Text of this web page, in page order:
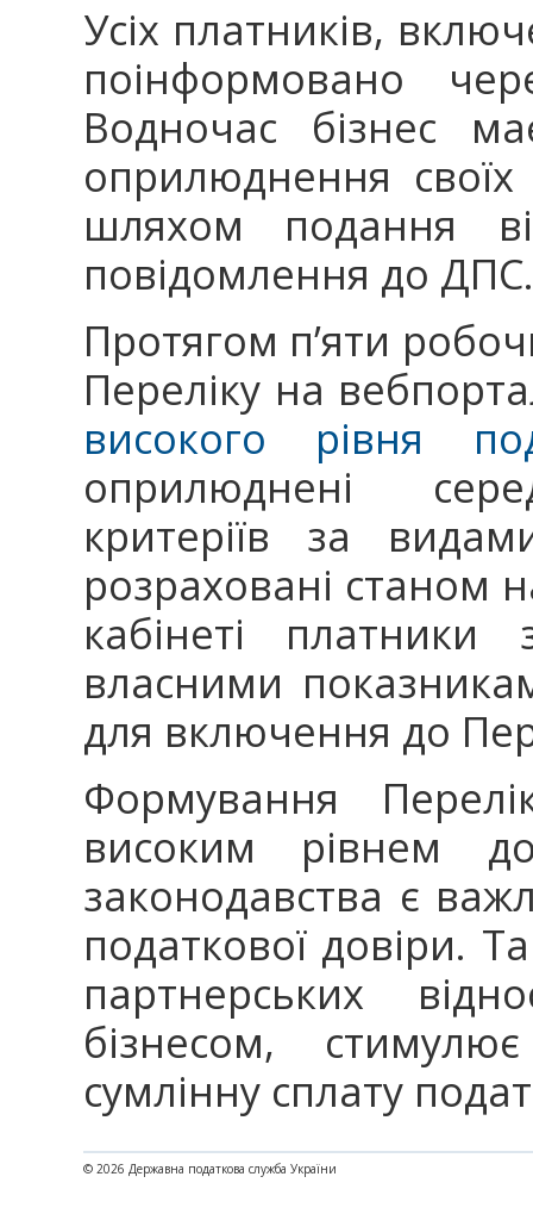
Усіх платників,
поінформовано
Водночас бізнес
оприлюднення
шляхом подання
повідомлення до ДПС.
Протягом п’яти
Переліку на
високого рівня
оприлюднені
критеріїв за
розраховані станом
кабінеті
власними
для включення до
Формування
високим рівнем
законодавства є
податкової довіри.
партнерських
бізнесом,
сумлінну сплату
© 2026 Державна податкова служба України